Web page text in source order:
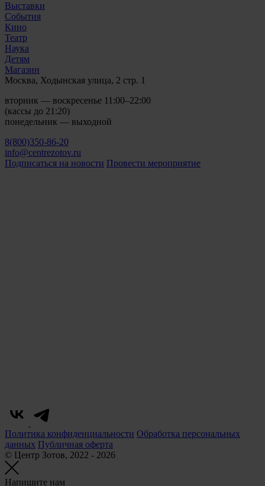
Выставки
События
Кино
Театр
Наука
Детям
Магазин
Москва, Ходынская улица, 2 стр. 1
вторник — воскресенье 11:00–22:00
(кассы до 21:20)
понедельник — выходной
8(800)350-86-20
info@centrezotov.ru
Подписаться на новости Провести мероприятие
Политика конфиденциальности Обработка персональных
данных Публичная оферта
© Центр Зотов, 2022 - 2026
Напишите нам